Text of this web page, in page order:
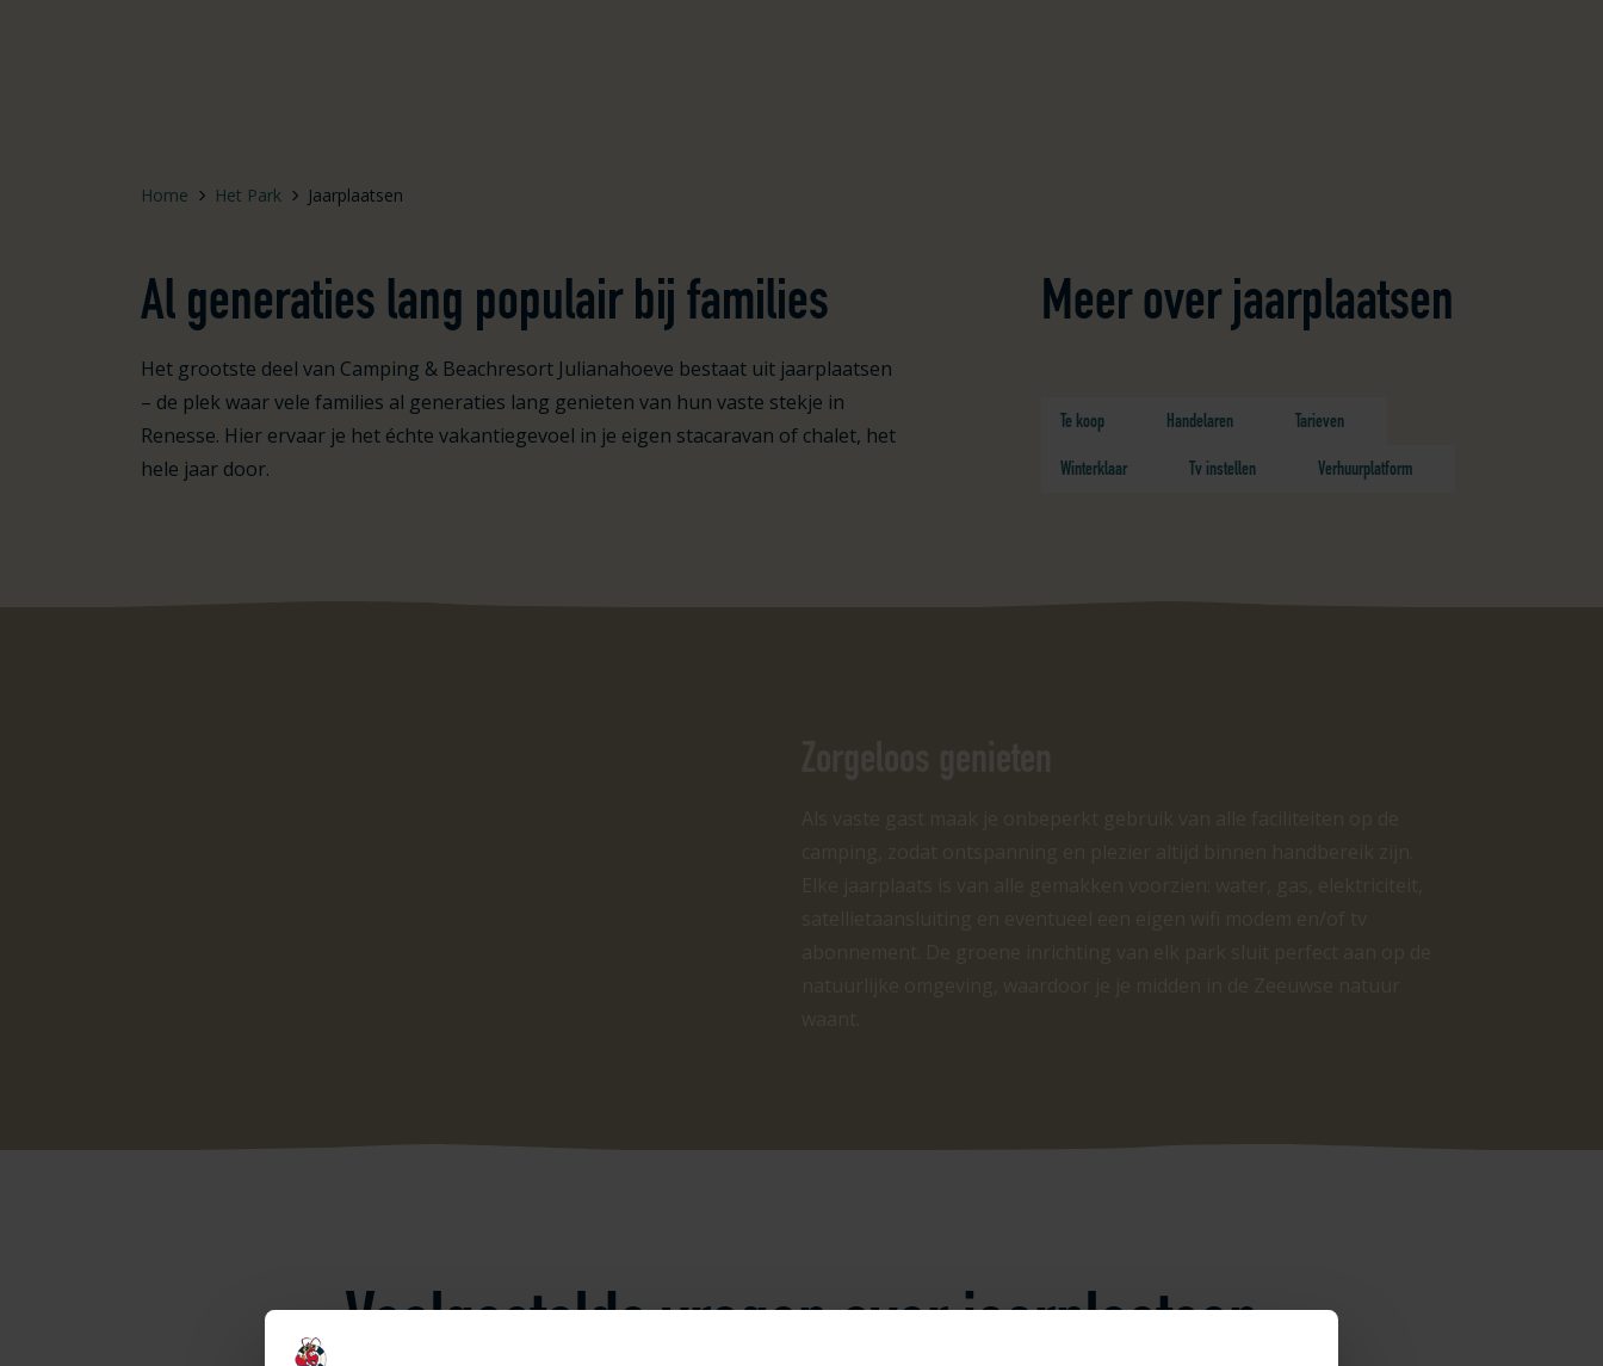
Home Het Park Jaarplaatsen
Al generaties lang populair bij families
Het grootste deel van Camping & Beachresort Julianahoeve bestaat uit jaarplaatsen
– de plek waar vele families al generaties lang genieten van hun vaste stekje in
Renesse. Hier ervaar je het échte vakantiegevoel in je eigen stacaravan of chalet, het
hele jaar door.
Meer over jaarplaatsen
Te koop Handelaren Tarieven
Winterklaar Tv instellen Verhuurplatform
Veelgestelde vragen over jaarplaatsen